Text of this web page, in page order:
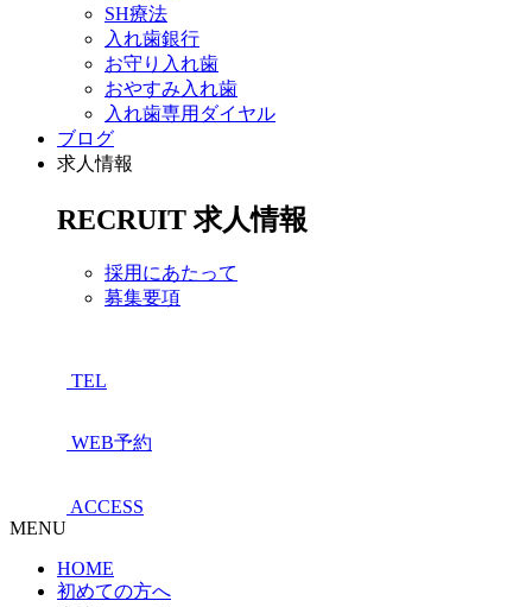
SH療法
入れ歯銀行
お守り入れ歯
おやすみ入れ歯
入れ歯専用ダイヤル
ブログ
求人情報
RECRUIT 求人情報
採用にあたって
募集要項
TEL
WEB予約
ACCESS
MENU
HOME
初めての方へ